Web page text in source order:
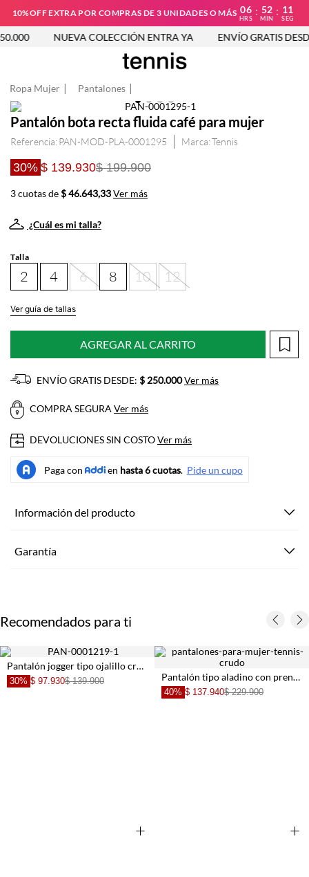
10%OFF EXTRA POR COMPRAS DE 3 UNIDADES O MÁS 06
HRS
: 52
MIN
: 11
SEG
NUEVA COLECCIÓN ENTRA YA ENVÍO GRATIS
Ropa Mujer Pantalones
Pantalón bota recta fluida café para mujer
Referencia: PAN-MOD-PLA-0001295 Tennis
30% $ 139.930$ 199.900
3 cuotas de$ 46.643,33Ver más
¿Cuál es mi talla?
Talla
2 4 6 8 10 12
Ver guía de tallas
AGREGAR AL CARRITO
ENVÍO GRATIS DESDE: $ 250.000Ver más
COMPRA SEGURA Ver más
DEVOLUCIONES SIN COSTOVer más
Información del producto
Garantía
Recomendados para ti
+
Pantalón jogger tipo ojalillo crudo para mujer
30% $ 97.930$ 139.900
+
Pantalón tipo aladino con prenses para mujer
40% $ 137.940$ 229.900